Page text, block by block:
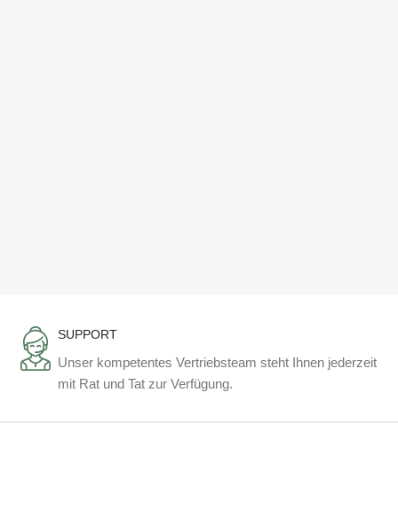
SUPPORT
Unser kompetentes Vertriebsteam steht Ihnen jederzeit
mit Rat und Tat zur Verfügung.